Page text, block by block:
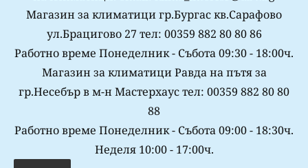
Магазин за климатици гр.Бургас кв.Сарафово
ул.Брацигово 27 тел: 00359 882 80 80 86
Работно време Понеделник - Събота 09:30 - 18:00ч.
Магазин за климатици Равда на пътя за
гр.Несебър в м-н Мастерхаус тел: 00359 882 80 80
88
Работно време Понеделник - Събота 09:00 - 18:30ч.
Неделя 10:00 - 17:00ч.